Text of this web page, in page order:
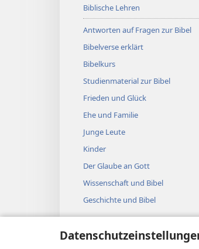
Biblische Lehren
Antworten auf Fragen zur Bibel
Bibelverse erklärt
Bibelkurs
Studienmaterial zur Bibel
Frieden und Glück
Ehe und Familie
Junge Leute
Kinder
Der Glaube an Gott
Wissenschaft und Bibel
Geschichte und Bibel